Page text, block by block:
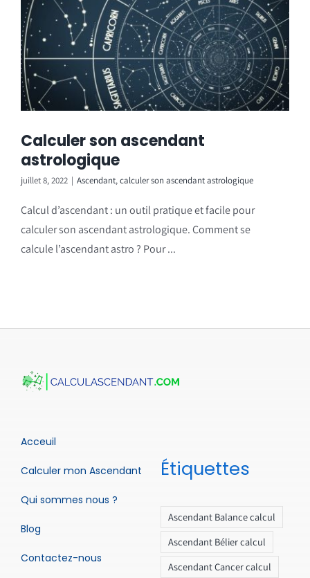
Calculer son ascendant
astrologique
juillet 8, 2022 | Ascendant,calculer son ascendant astrologique
Calcul d’ascendant : un outil pratique et facile pour
calculer son ascendant astrologique. Comment se
calcule l’ascendant astro ? Pour ...
Acceuil
Calculer mon Ascendant
Qui sommes nous ?
Blog
Contactez-nous
Étiquettes
Ascendant Balance calcul
Ascendant Bélier calcul
Ascendant Cancer calcul